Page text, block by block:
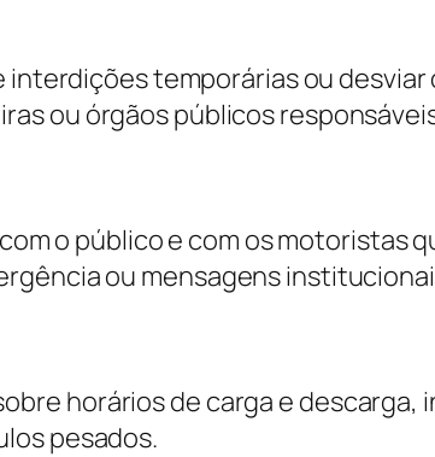
temporárias ou
ou órgãos públicos
o público e com os motoristas
ou mensagens
horários de carga e
pesados.